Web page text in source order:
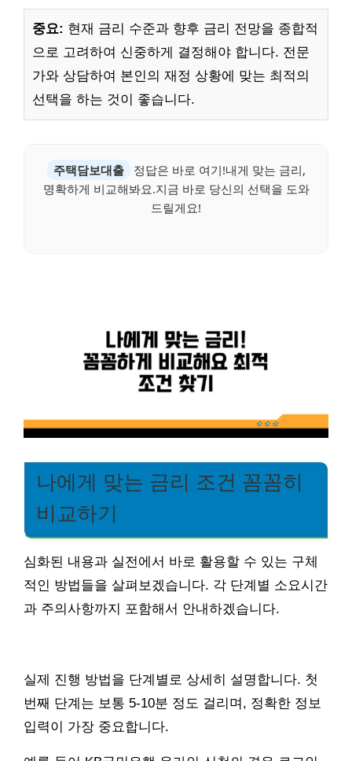
중요: 현재 금리 수준과 향후 금리 전망을 종합적
으로 고려하여 신중하게 결정해야 합니다. 전문
가와 상담하여 본인의 재정 상황에 맞는 최적의
선택을 하는 것이 좋습니다.
주택담보대출
정답은 바로 여기!내게 맞는 금리,
명확하게 비교해봐요.지금 바로 당신의 선택을 도와
드릴게요!
나에게 맞는 금리 조건 꼼꼼히
비교하기
심화된 내용과 실전에서 바로 활용할 수 있는 구체
적인 방법들을 살펴보겠습니다. 각 단계별 소요시간
과 주의사항까지 포함해서 안내하겠습니다.
실제 진행 방법을 단계별로 상세히 설명합니다. 첫
번째 단계는 보통 5-10분 정도 걸리며, 정확한 정보
입력이 가장 중요합니다.